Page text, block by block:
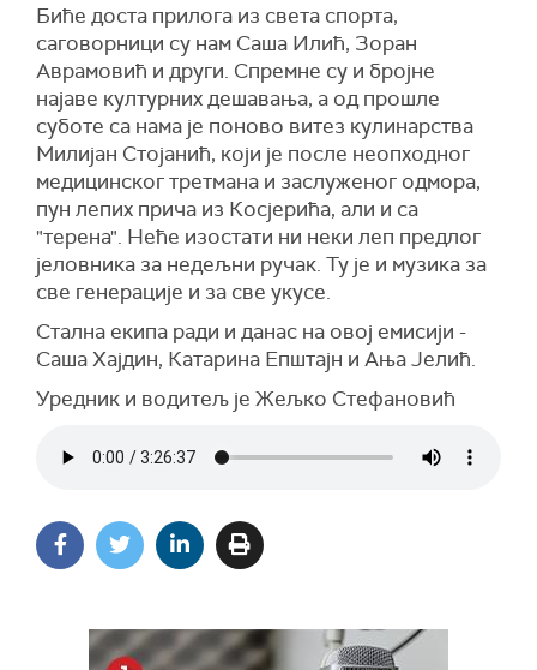
Биће доста прилога из света спорта,
саговорници су нам Саша Илић, Зоран
Аврамовић и други. Спремне су и бројне
најаве културних дешавања, а од прошле
суботе са нама је поново витез кулинарства
Милијан Стојанић, који је после неопходног
медицинског третмана и заслуженог одмора,
пун лепих прича из Косјерића, али и са
"терена". Неће изостати ни неки леп предлог
јеловника за недељни ручак. Ту је и музика за
све генерације и за све укусе.
Стална екипа ради и данас на овој емисији -
Саша Хајдин, Катарина Епштајн и Ања Јелић.
Уредник и водитељ је Жељко Стефановић